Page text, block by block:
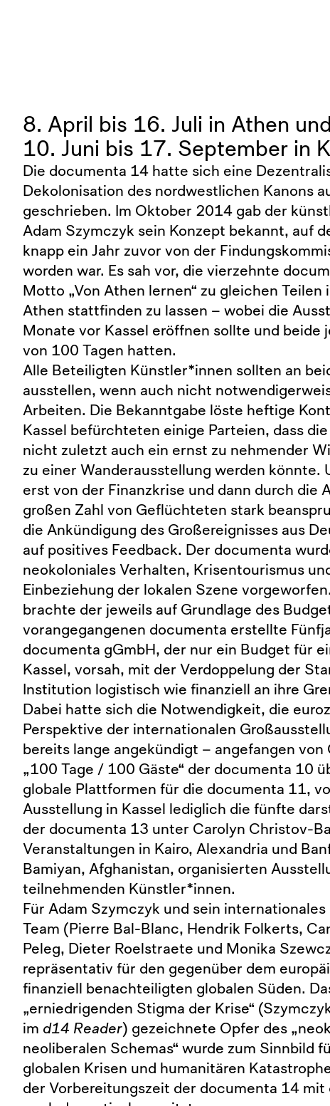
8. April bis 16. Juli in Athen und
10. Juni bis 17. September in
Die documenta 14 hatte sich eine
Dekolonisation des nordwestlichen Kanons
geschrieben. Im Oktober 2014 gab der
Adam Szymczyk sein Konzept bekannt, auf
knapp ein Jahr zuvor von der
worden war. Es sah vor, die vierzehnte
Motto „Von Athen lernen“ zu gleichen Teilen
Athen stattfinden zu lassen – wobei die
Monate vor Kassel eröffnen sollte und beide
von 100 Tagen hatten.
Alle Beteiligten Künstler*innen sollten an
ausstellen, wenn auch nicht
Arbeiten. Die Bekanntgabe löste heftige
Kassel befürchteten einige Parteien, dass
nicht zuletzt auch ein ernst zu nehmender
zu einer Wanderausstellung werden könnte.
erst von der Finanzkrise und dann durch die
großen Zahl von Geflüchteten stark
die Ankündigung des Großereignisses aus
auf positives Feedback. Der documenta
neokoloniales Verhalten, Krisentourismus
Einbeziehung der lokalen Szene
brachte der jeweils auf Grundlage des
vorangegangenen documenta erstellte
documenta gGmbH, der nur ein Budget für
Kassel, vorsah, mit der Verdoppelung der
Institution logistisch wie finanziell an ihre
Dabei hatte sich die Notwendigkeit, die
Perspektive der internationalen
bereits lange angekündigt – angefangen von
„100 Tage / 100 Gäste“ der documenta 10
globale Plattformen für die documenta 11,
Ausstellung in Kassel lediglich die fünfte
der documenta 13 unter Carolyn Christov-
Veranstaltungen in Kairo, Alexandria und
Bamiyan, Afghanistan, organisierten
teilnehmenden Künstler*innen.
Für Adam Szymczyk und sein
Team (Pierre Bal-Blanc, Hendrik Folkerts,
Peleg, Dieter Roelstraete und Monika
repräsentativ für den gegenüber dem
finanziell benachteiligten globalen Süden.
„erniedrigenden Stigma der Krise“
im d14 Reader) gezeichnete Opfer des
neoliberalen Schemas“ wurde zum Sinnbild
globalen Krisen und humanitären
der Vorbereitungszeit der documenta 14 mit